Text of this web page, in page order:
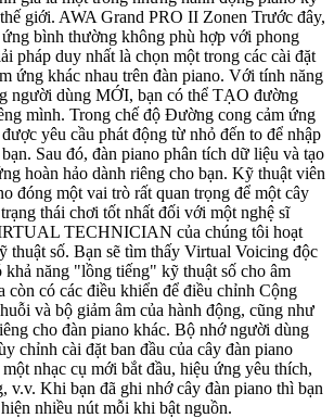
giới. AWA Grand PRO II Zonen Trước đây,
bình thường không phù hợp với phong
pháp duy nhất là chọn một trong các cài đặt
ứng khác nhau trên đàn piano. Với tính năng
người dùng MỚI, bạn có thể TẠO đường
mình. Trong chế độ Đường cong cảm ứng
yêu cầu phát động từ nhỏ đến to để nhập
Sau đó, đàn piano phân tích dữ liệu và tạo
hoàn hảo dành riêng cho bạn. Kỹ thuật viên
đóng một vai trò rất quan trọng để một cây
thái chơi tốt nhất đối với một nghệ sĩ
TECHNICIAN của chúng tôi hoạt
thuật số. Bạn sẽ tìm thấy Virtual Voicing độc
năng "lồng tiếng" kỹ thuật số cho âm
còn có các điều khiển để điều chỉnh Cộng
và bộ giảm âm của hành động, cũng như
cho đàn piano khác. Bộ nhớ người dùng
chỉnh cài đặt ban đầu của cây đàn piano
nhạc cụ mới bắt đầu, hiệu ứng yêu thích,
v.v. Khi bạn đã ghi nhớ cây đàn piano thì bạn
nhiều nút mỗi khi bật nguồn.